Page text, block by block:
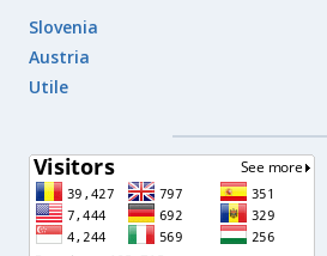
Slovenia
Austria
Utile